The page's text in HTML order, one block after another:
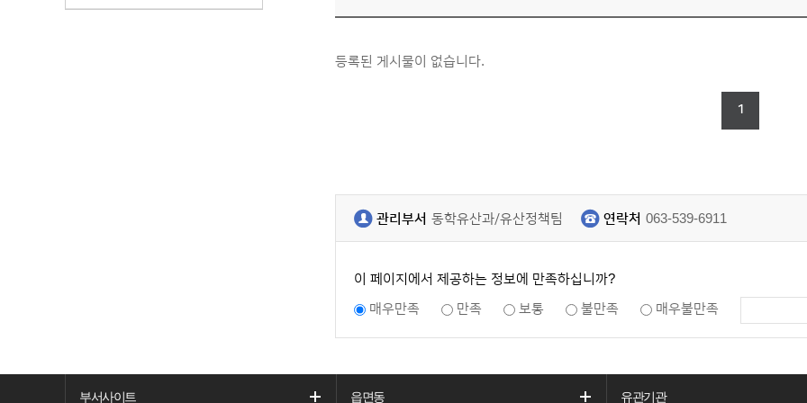
등록된 게시물이 없습니다.
1
관리부서 동학유산과/유산정책팀 연락처 063-539-6911
이 페이지에서 제공하는 정보에 만족하십니까?
매우만족
만족 보통 불만족 매우불만족
부서사이트 읍면동 유관기관